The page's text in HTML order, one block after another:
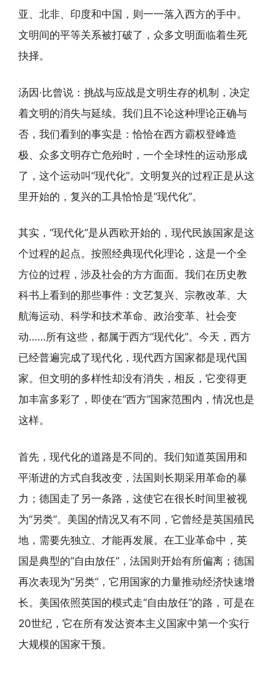
亚、北非、印度和中国，则一一落入西方的手中。
文明间的平等关系被打破了，众多文明面临着生死
抉择。
汤因·比曾说：挑战与应战是文明生存的机制，决定
着文明的消失与延续。我们且不论这种理论正确与
否，我们看到的事实是：恰恰在西方霸权登峰造
极、众多文明存亡危殆时，一个全球性的运动形成
了，这个运动叫“现代化”。文明复兴的过程正是从这
里开始的，复兴的工具恰恰是“现代化”。
其实，“现代化”是从西欧开始的，现代民族国家是这
个过程的起点。按照经典现代化理论，这是一个全
方位的过程，涉及社会的方方面面。我们在历史教
科书上看到的那些事件：文艺复兴、宗教改革、大
航海运动、科学和技术革命、政治变革、社会变
动……所有这些，都属于西方“现代化”。今天，西方
已经普遍完成了现代化，现代西方国家都是现代国
家。但文明的多样性却没有消失，相反，它变得更
加丰富多彩了，即使在“西方”国家范围内，情况也是
这样。
首先，现代化的道路是不同的。我们知道英国用和
平渐进的方式自我改变，法国则长期采用革命的暴
力；德国走了另一条路，这使它在很长时间里被视
为“另类”。美国的情况又有不同，它曾经是英国殖民
地，需要先独立、才能再发展。在工业革命中，英
国是典型的“自由放任”，法国则开始有所偏离；德国
再次表现为“另类”，它用国家的力量推动经济快速增
长。美国依照英国的模式走“自由放任”的路，可是在
20世纪，它在所有发达资本主义国家中第一个实行
大规模的国家干预。